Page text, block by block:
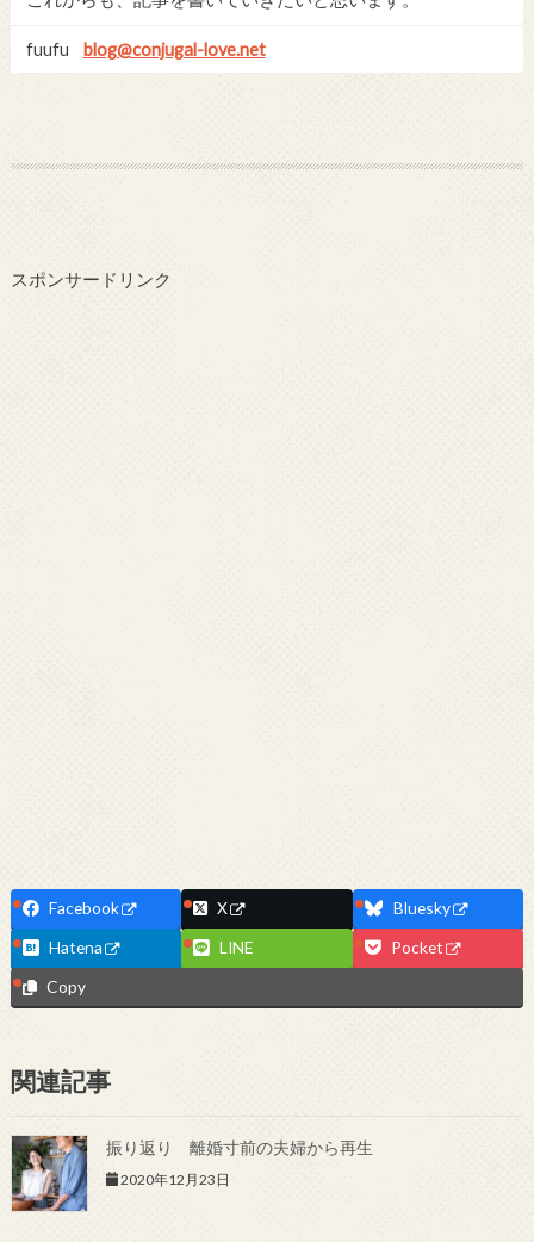
fuufu blog@conjugal-love.net
スポンサードリンク
Facebook X
Bluesky
Hatena
LINE
Pocket
Copy
関連記事
振り返り 離婚寸前の夫婦から再生
2020年12月23日